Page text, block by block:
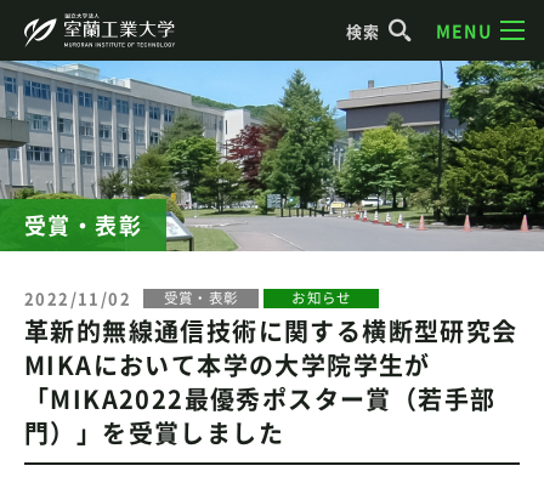
検索 MENU
受賞・表彰
2022/11/02 受賞・表彰 お知らせ
革新的無線通信技術に関する横断型研究会
MIKAにおいて本学の大学院学生が
「MIKA2022最優秀ポスター賞（若手部
門）」を受賞しました